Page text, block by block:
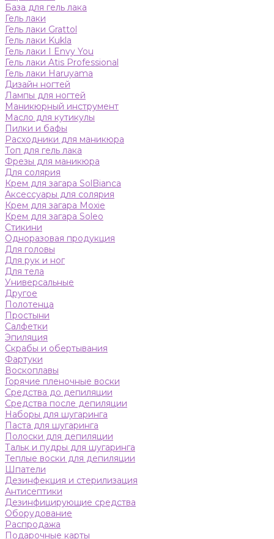
База для гель лака
Гель лаки
Гель лаки Grattol
Гель лаки Kukla
Гель лаки I Envy You
Гель лаки Atis Professional
Гель лаки Haruyama
Дизайн ногтей
Лампы для ногтей
Маникюрный инструмент
Масло для кутикулы
Пилки и бафы
Расходники для маникюра
Топ для гель лака
Фрезы для маникюра
Для солярия
Крем для загара SolBianca
Аксессуары для солярия
Крем для загара Moxie
Крем для загара Soleo
Стикини
Одноразовая продукция
Для головы
Для рук и ног
Для тела
Универсальные
Другое
Полотенца
Простыни
Салфетки
Эпиляция
Скрабы и обертывания
Фартуки
Воскоплавы
Горячие пленочные воски
Средства до депиляции
Средства после депиляции
Наборы для шугаринга
Паста для шугаринга
Полоски для депиляции
Тальк и пудры для шугаринга
Теплые воски для депиляции
Шпатели
Дезинфекция и стерилизация
Антисептики
Дезинфицирующие средства
Оборудование
Распродажа
Подарочные карты